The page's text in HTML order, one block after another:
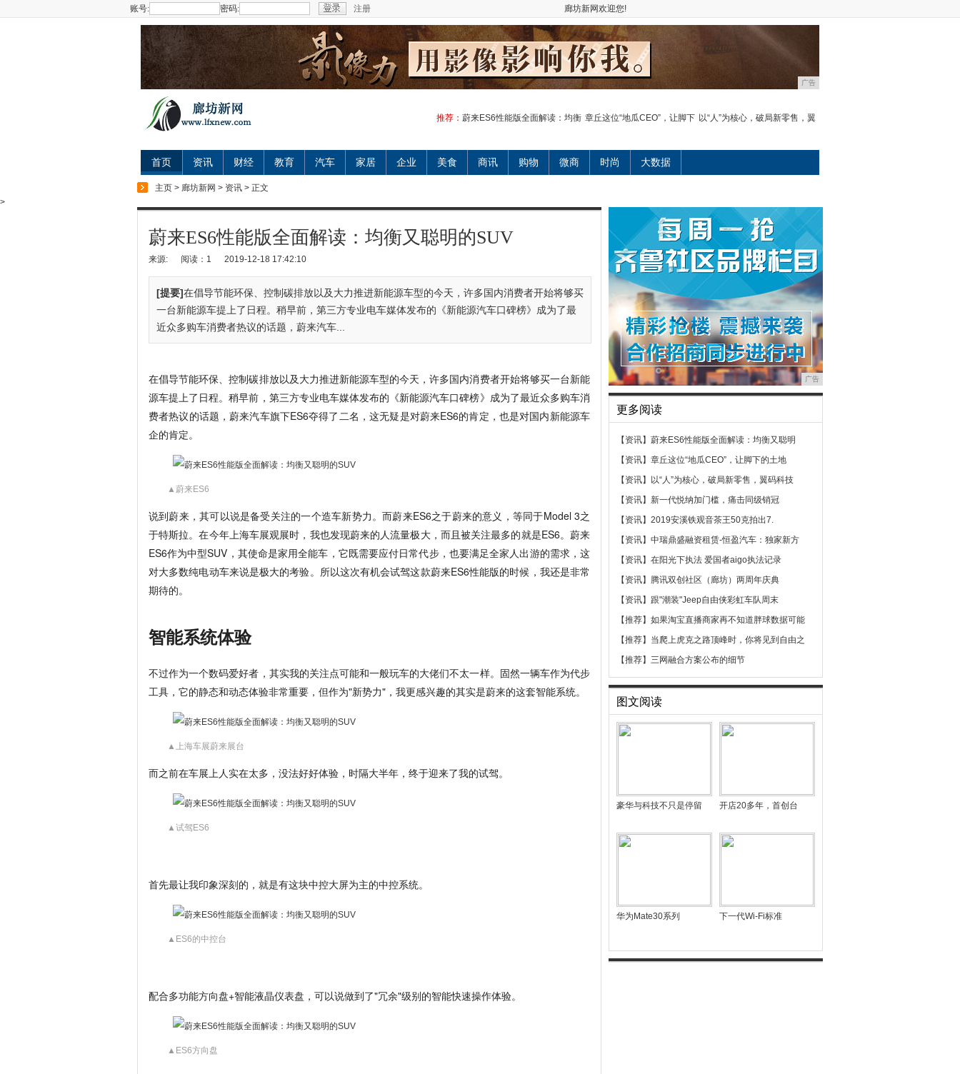
账号: 密码: 注册 廊坊新网欢迎您!
广告
推荐： 蔚来ES6性能版全面解读：均衡 章丘这位“地瓜CEO”，让脚下 以“人”为核心，破局新零售，翼
首页 资讯 财经 教育 汽车 家居 企业 美食 商讯 购物 微商 时尚 大数据
主页 > 廊坊新网 > 资讯 > 正文
>
蔚来ES6性能版全面解读：均衡又聪明的SUV
来源: 阅读：1 2019-12-18 17:42:10
[提要]在倡导节能环保、控制碳排放以及大力推进新能源车型的今天，许多国内消费者开始将够买
一台新能源车提上了日程。稍早前，第三方专业电车媒体发布的《新能源汽车口碑榜》成为了最
近众多购车消费者热议的话题，蔚来汽车...
在倡导节能环保、控制碳排放以及大力推进新能源车型的今天，许多国内消费者开始将够买一台新能
源车提上了日程。稍早前，第三方专业电车媒体发布的《新能源汽车口碑榜》成为了最近众多购车消
费者热议的话题，蔚来汽车旗下ES6夺得了二名，这无疑是对蔚来ES6的肯定，也是对国内新能源车
企的肯定。
▲蔚来ES6
说到蔚来，其可以说是备受关注的一个造车新势力。而蔚来ES6之于蔚来的意义，等同于Model 3之
于特斯拉。在今年上海车展观展时，我也发现蔚来的人流量极大，而且被关注最多的就是ES6。蔚来
ES6作为中型SUV，其使命是家用全能车，它既需要应付日常代步，也要满足全家人出游的需求，这
对大多数纯电动车来说是极大的考验。所以这次有机会试驾这款蔚来ES6性能版的时候，我还是非常
期待的。
智能系统体验
不过作为一个数码爱好者，其实我的关注点可能和一般玩车的大佬们不太一样。固然一辆车作为代步
工具，它的静态和动态体验非常重要，但作为"新势力"，我更感兴趣的其实是蔚来的这套智能系统。
▲上海车展蔚来展台
而之前在车展上人实在太多，没法好好体验，时隔大半年，终于迎来了我的试驾。
▲试驾ES6
首先最让我印象深刻的，就是有这块中控大屏为主的中控系统。
▲ES6的中控台
配合多功能方向盘+智能液晶仪表盘，可以说做到了"冗余"级别的智能快速操作体验。
▲ES6方向盘
广告
更多阅读
【资讯】 蔚来ES6性能版全面解读：均衡又聪明
【资讯】 章丘这位“地瓜CEO”，让脚下的土地
【资讯】
以“人”为核心，破局新零售，翼码科技
【资讯】 新一代悦纳加门槛，痛击同级销冠
【资讯】 2019安溪铁观音茶王50克拍出7.
【资讯】 中瑞鼎盛融资租赁-恒盈汽车：独家新方
【资讯】 在阳光下执法 爱国者aigo执法记录
【资讯】 腾讯双创社区（廊坊）两周年庆典
【资讯】 跟"潮装"Jeep自由侠彩虹车队周末
【推荐】 如果淘宝直播商家再不知道胖球数据可能
【推荐】 当爬上虎克之路顶峰时，你将见到自由之
【推荐】 三网融合方案公布的细节
图文阅读
豪华与科技不只是停留 开店20多年，首创台
华为Mate30系列 下一代Wi-Fi标准